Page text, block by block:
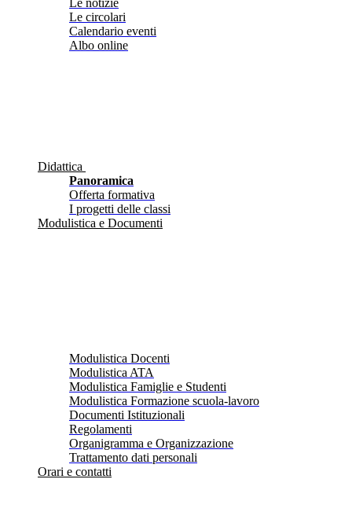
Le notizie
Le circolari
Calendario eventi
Albo online
Didattica
Panoramica
Offerta formativa
I progetti delle classi
Modulistica e Documenti
Modulistica Docenti
Modulistica ATA
Modulistica Famiglie e Studenti
Modulistica Formazione scuola-lavoro
Documenti Istituzionali
Regolamenti
Organigramma e Organizzazione
Trattamento dati personali
Orari e contatti